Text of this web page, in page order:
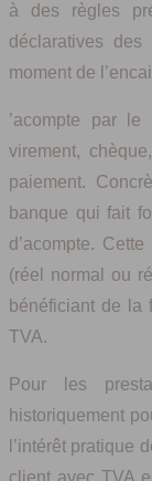
à des règles
déclaratives
moment de
’acompte par
virement,
paiement.
banque qui fait
d’acompte.
(réel normal ou
bénéficiant de la
TVA.
Pour les
historiquement
l’intérêt pratique